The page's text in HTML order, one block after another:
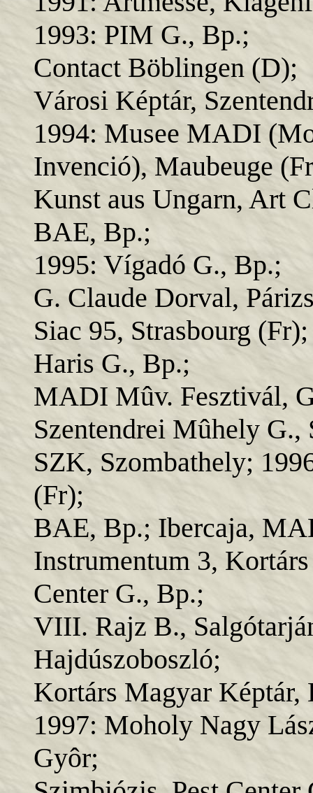
1993: PIM G., Bp.;
Contact Böblingen (D);
Városi Képtár,
1994: Musee MADI
Invenció), Maubeuge
Kunst aus Ungarn, Art
BAE, Bp.;
1995: Vígadó G., Bp.;
G. Claude Dorval,
Siac 95, Strasbourg (Fr);
Haris G., Bp.;
MADI Mûv. Fesztivál,
Szentendrei Mûhely G.,
SZK, Szombathely;
(Fr);
BAE, Bp.; Ibercaja,
Instrumentum 3,
Center G., Bp.;
VIII. Rajz B.,
Hajdúszoboszló;
Kortárs Magyar
1997: Moholy Nagy
Gyôr;